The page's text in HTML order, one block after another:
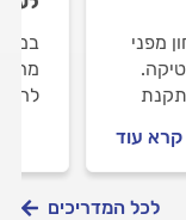
מפני
קרא עוד
לכל המדריכים